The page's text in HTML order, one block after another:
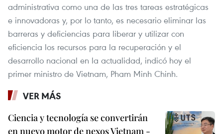
administrativa como una de las tres tareas estratégicas
e innovadoras y, por lo tanto, es necesario eliminar las
barreras y deficiencias para liberar y utilizar con
eficiencia los recursos para la recuperación y el
desarrollo nacional en la actualidad, indicó hoy el
primer ministro de Vietnam, Pham Minh Chinh.
VER MÁS
Ciencia y tecnología se convertirán
en nuevo motor de nexos Vietnam -